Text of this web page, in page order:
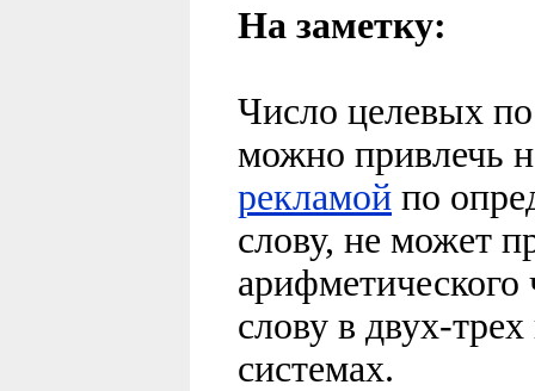
На заметку:
Число целевых
можно привлечь
рекламой по
слову, не может
арифметического
слову в двух-
системах.